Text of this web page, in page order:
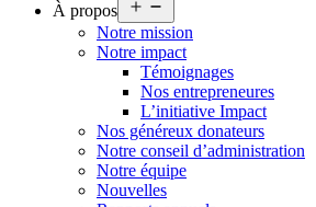
À propos
le
menu
Notre mission
Notre impact
Témoignages
Nos entrepreneures
L’initiative Impact
Nos généreux donateurs
Notre conseil d’administration
Notre équipe
Nouvelles